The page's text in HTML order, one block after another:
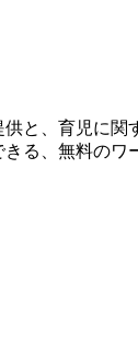
と、育児に関
る、無料のワ